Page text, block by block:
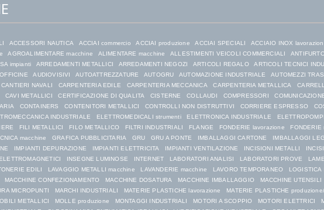
ACCESSORI NAUTICA ACCIAI commercio ACCIAI produzione ACCIAI SPECIALI
ACCIAIO INOX
AGROALIMENTARE macchine ALIMENTARE macchine ALLESTIMENTI VEICOLI COMMERCIALI
impianti ARREDAMENTI METALLICI ARREDAMENTI NEGOZI ARTICOLI REGALO
ARTICOLI TECNICI
AUDIOVISIVI AUTOATTREZZATURE AUTOGRU AUTOMAZIONE INDUSTRIALE
AUTOMEZZI
CANTIERI NAVALI CARPENTERIA EDILE CARPENTERIA MECCANICA CARPENTERIA METALLICA
CAVI METALLICI CERTIFICAZIONE DI QUALITA CISTERNE COLLAUDI COMPRESSORI
CONTAINERS CONTENITORI METALLICI CONTROLLI NON DISTRUTTIVI CORRIERE ESPRESSO
INDUSTRIALE ELETTROMEDICALI strumenti ELETTRONICA INDUSTRIALE
FILI METALLICI FILO METALLICO FILTRI INDUSTRIALI FLANGE FONDERIE lavorazione
FONDERIE
macchine GRAFICA PUBBLICITARIA GRU GRU A PONTE IMBALLAGGI CARTONE
IMBALLAGGI
IMPIANTI DEPURAZIONE IMPIANTI ELETTRICITA IMPIANTI VENTILAZIONE INCISIONI METALLI
INSEGNE LUMINOSE INTERNET LABORATORI ANALISI LABORATORI PROVE
EDILI LAVAGGIO METALLI macchine LAVANDERIE macchine LAVORO TEMPORANEO
LOGISTICA
MACCHINE CONFEZIONAMENTO MACCHINE DOSATURA MACCHINE IMBALLAGGIO
MACCHINE UTENSILI
MICROPUNTI MARCHI INDUSTRIALI MATERIE PLASTICHE lavorazione
MATERIE PLASTICHE
METALLICI MOLLE produzione MONTAGGI INDUSTRIALI MOTORI A SCOPPIO MOTORI ELETTRICI